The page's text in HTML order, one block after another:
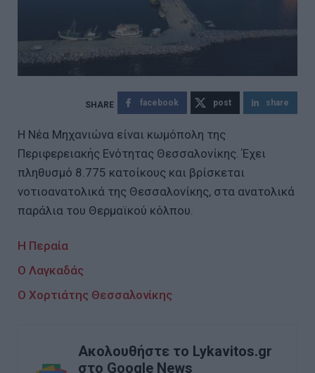
facebook post share
Η Νέα Μηχανιώνα είναι κωμόπολη της
Περιφερειακής Ενότητας Θεσσαλονίκης. Έχει
πληθυσμό 8.775 κατοίκους και βρίσκεται
νοτιοανατολικά της Θεσσαλονίκης, στα ανατολικά
παράλια του Θερμαϊκού κόλπου.
H Περαία
O Λαγκαδάς
Ο Χορτιάτης Θεσσαλονίκης
Ακολουθήστε το Lykavitos.gr
στο Google News